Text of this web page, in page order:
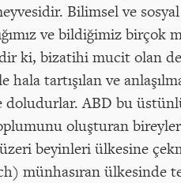
Bilimsel ve
ve bildiğimiz birçok
ki, bizatihi mucit olan
tartışılan ve
ABD bu
oluşturan
beyinleri ülkesine
münhasıran ülkesinde